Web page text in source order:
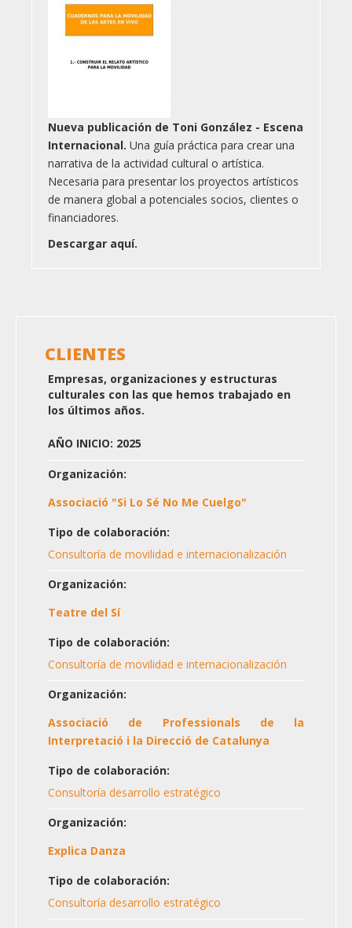
Nueva publicación de Toni González - Escena
Internacional. Una guía práctica para crear una
narrativa de la actividad cultural o artística.
Necesaria para presentar los proyectos artísticos
de manera global a potenciales socios, clientes o
financiadores.
Descargar aquí.
CLIENTES
Empresas, organizaciones y estructuras
culturales con las que hemos trabajado en
los últimos años.
AÑO INICIO: 2025
Organización:
Associació "Si Lo Sé No Me Cuelgo"
Tipo de colaboración:
Consultoría de movilidad e internacionalización
Organización:
Teatre del Sí
Tipo de colaboración:
Consultoría de movilidad e internacionalización
Organización:
Associació de Professionals de la
Interpretació i la Direcció de Catalunya
Tipo de colaboración:
Consultoría desarrollo estratégico
Organización:
Explica Danza
Tipo de colaboración:
Consultoría desarrollo estratégico